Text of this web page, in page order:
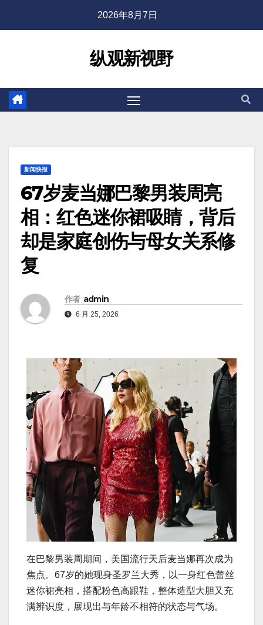
2026年8月7日
纵观新视野
新闻快报
67岁麦当娜巴黎男装周亮
相：红色迷你裙吸睛，背后
却是家庭创伤与母女关系修
复
作者 admin
6 月 25, 2026
在巴黎男装周期间，美国流行天后麦当娜再次成为
焦点。67岁的她现身圣罗兰大秀，以一身红色蕾丝
迷你裙亮相，搭配粉色高跟鞋，整体造型大胆又充
满辨识度，展现出与年龄不相符的状态与气场。